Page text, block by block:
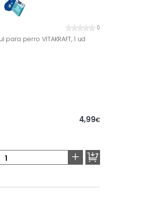
0
perro VITAKRAFT, 1 ud
4,99€
+